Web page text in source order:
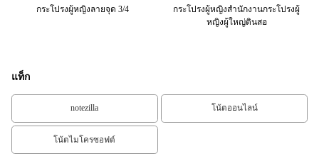
กระโปรงผู้หญิงลายจุด 3/4
กระโปรงผู้หญิงสำนักงานกระโปรงผู้
หญิงผู้ใหญ่ดินสอ
แท็ก
notezilla โน้ตออนไลน์
โน้ตไมโครซอฟต์